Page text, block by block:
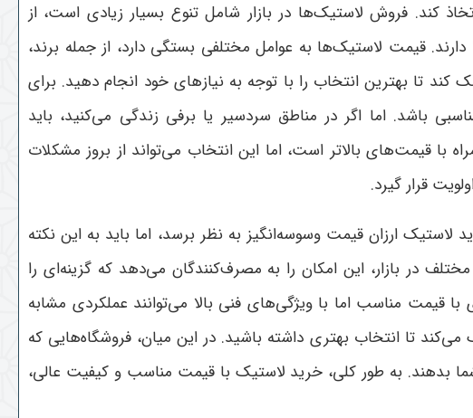
کند. فروش لاستیک‌ها در بازار شامل تنوع بسیار زیادی است، از
قیمت لاستیک‌ها به عوامل مختلفی بستگی دارد، از جمله برند،
تا بهترین انتخاب را با توجه به نیازهای خود انجام دهید. برای
باشد. اما اگر در مناطق سردسیر یا برفی زندگی می‌کنید، باید
قیمت‌های بالاتر است، اما این انتخاب می‌تواند از بروز مشکلات
قرار گیرد.
ارزان قیمت وسوسه‌انگیز به نظر برسد، اما باید به این نکته
در بازار، این امکان را به مصرف‌کنندگان می‌دهد که گزینه‌ای را
قیمت مناسب اما با ویژگی‌های فنی بالا می‌توانند عملکردی مشابه
تا انتخاب بهتری داشته باشید. در این میان، فروشگاه‌هایی که
بدهند. به طور کلی، خرید لاستیک با قیمت مناسب و کیفیت عالی،